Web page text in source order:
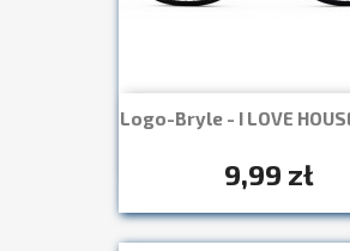
Logo-Bryle - I LOVE
9,99 zł
Szybki